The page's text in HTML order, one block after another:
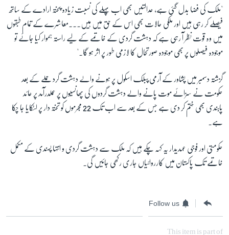
"ملک کی فضا بدل گئی ہے، عدالتیں بھی اب پہلے کی نسبت زیادہ پختہ ارادے کے ساتھ
فیصلے کر رہی ہیں اور ملکی حالات بھی اس کے حق میں ہیں۔۔۔معاشرے کے تمام طبقوں
میں وہ قوت نظر آ رہی ہے کہ دہشت گردی کے خاتمے کے لیے راستہ ہموار کیا جائے تو
موجودہ فیصلوں پر بھی موجودہ صورتحال کا لازمی طور پر اثر ہو گا۔"
گزشتہ دسمبر میں پشاور کے آرمی پبلک اسکول پر ہونے والے دہشت گرد حملے کے بعد
حکومت نے سزائے موت پانے والے دہشت گردوں کی پھانسیوں پر عملدرآمد پر عائد
پابندی بھی ختم کر دی ہے جس کے بعد سے اب تک 22 مجرموں کو تختہ دار پر لٹکایا جا چکا
ہے۔
حکومتی اور فوجی عہدیدار یہ کہہ چکے ہیں کہ ملک سے دہشت گردی و انتہا پسندی کے مکمل
خاتمے تک پاکستان میں کارروائیاں جاری رکھی جائیں گی۔
Follow us
This item is part of